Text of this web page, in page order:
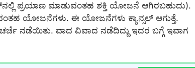
ಪ್ರಯಾಣ ಮಾಡುವಂತಹ ಶಕ್ತಿ ಯೋಜನೆ ಆಗಿರಬಹುದು).
ಯೋಜನೆಗಳು. ಈ ಯೋಜನೆಗಳು ಕ್ಯಾನ್ಸಲ್ ಆಗುತ್ತೆ.
ಚರ್ಚೆ ನಡೆಯಿತು. ವಾದ ವಿವಾದ ನಡೆದಿದ್ದು ಇದರ ಬಗ್ಗೆ ಇವಾಗ